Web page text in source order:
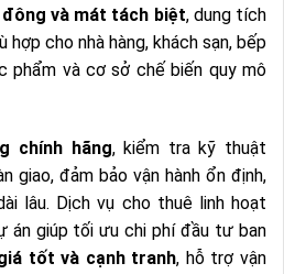
đông và mát tách biệt, dung tích
hợp cho nhà hàng, khách sạn, bếp
phẩm và cơ sở chế biến quy mô
chính hãng, kiểm tra kỹ thuật
giao, đảm bảo vận hành ổn định,
lâu. Dịch vụ cho thuê linh hoạt
án giúp tối ưu chi phí đầu tư ban
tốt và cạnh tranh, hỗ trợ vận